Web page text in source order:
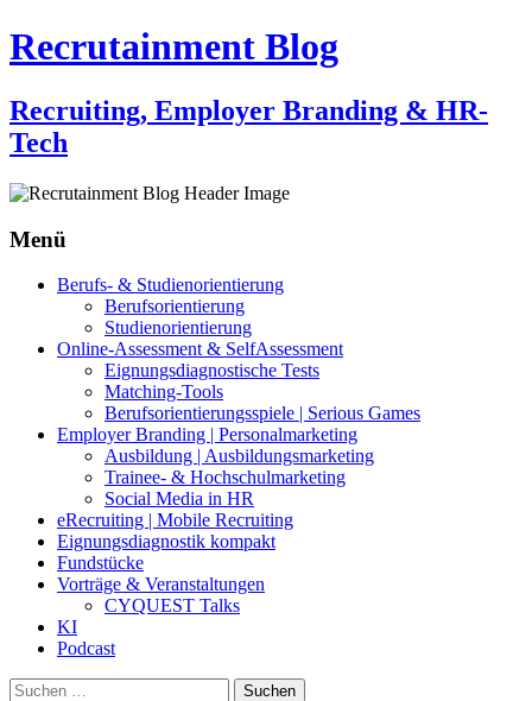
Recrutainment Blog
Recruiting, Employer Branding & HR-
Tech
Menü
Zum
Berufs- & Studienorientierung
Berufsorientierung
Studienorientierung
Online-Assessment & SelfAssessment
Eignungsdiagnostische Tests
Matching-Tools
Berufsorientierungsspiele | Serious Games
Employer Branding | Personalmarketing
Ausbildung | Ausbildungsmarketing
Trainee- & Hochschulmarketing
Social Media in HR
eRecruiting | Mobile Recruiting
Eignungsdiagnostik kompakt
Fundstücke
Vorträge & Veranstaltungen
CYQUEST Talks
KI
Podcast
Suchen